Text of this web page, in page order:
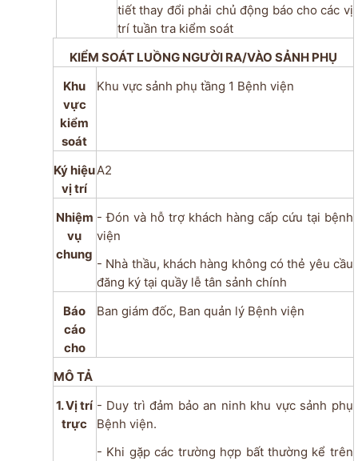
tiết thay đổi phải chủ động báo cho các vị
trí tuần tra kiểm soát
KIỂM SOÁT LUỒNG NGƯỜI RA/VÀO SẢNH PHỤ
Khu
vực
kiểm
soát
Khu vực sảnh phụ tầng 1 Bệnh viện
Ký hiệu
vị trí
A2
Nhiệm
vụ
chung
- Đón và hỗ trợ khách hàng cấp cứu tại bệnh
viện
- Nhà thầu, khách hàng không có thẻ yêu cầu
đăng ký tại quầy lễ tân sảnh chính
Báo
cáo
cho
Ban giám đốc, Ban quản lý Bệnh viện
MÔ TẢ
1. Vị trí
trực
- Duy trì đảm bảo an ninh khu vực sảnh phụ
Bệnh viện.
- Khi gặp các trường hợp bất thường kể trên